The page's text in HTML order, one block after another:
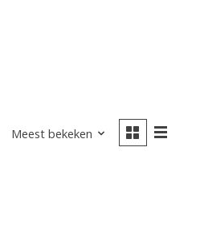
Meest bekeken